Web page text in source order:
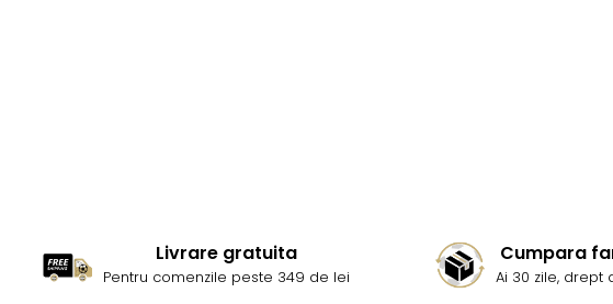
Livrare gratuita
Pentru comenzile peste 349 de lei
Cumpara
Ai 30 zile, drept